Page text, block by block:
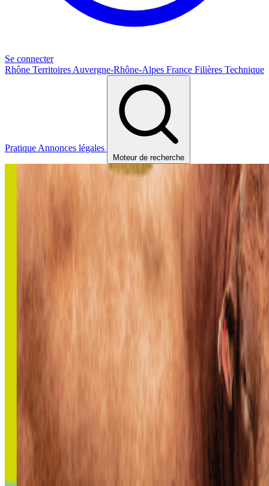
Se connecter
Rhône Territoires Auvergne-Rhône-Alpes France Filières Technique
Pratique Annonces légales
Moteur de recherche